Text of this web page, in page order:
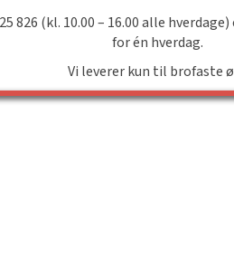
826 (kl. 10.00 – 16.00 alle
for én hverdag.
Vi leverer kun til brofaste